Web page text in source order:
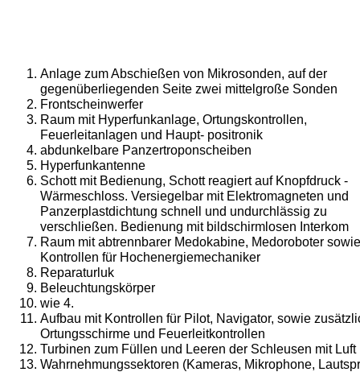
Anlage zum Abschießen von Mikrosonden, auf der
gegenüberliegenden Seite zwei mittelgroße Sonden
Frontscheinwerfer
Raum mit Hyperfunkanlage, Ortungskontrollen,
Feuerleitanlagen und Haupt- positronik
abdunkelbare Panzertroponscheiben
Hyperfunkantenne
Schott mit Bedienung, Schott reagiert auf Knopfdruck -
Wärmeschloss. Versiegelbar mit Elektromagneten und
Panzerplastdichtung schnell und undurchlässig zu
verschließen. Bedienung mit bildschirmlosen Interkom
Raum mit abtrennbarer Medokabine, Medoroboter sowie
Kontrollen für Hoch­energiemechaniker
Reparaturluk
Beleuchtungskörper
wie 4.
Aufbau mit Kontrollen für Pilot, Navigator, sowie
Ortungs­schirme und Feuerleitkontrollen
Turbinen zum Füllen und Leeren der Schleusen mit Luft
Wahrnehmungssektoren (Kameras, Mikrophone,